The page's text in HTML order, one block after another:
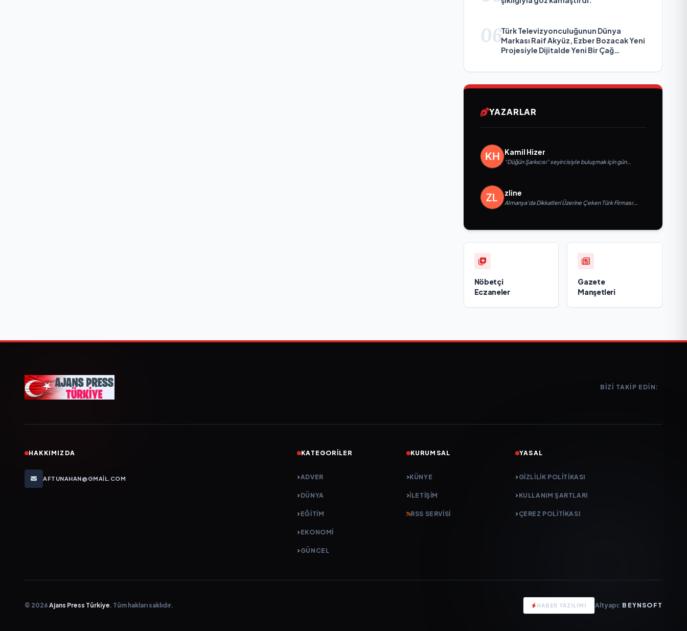
06Türk Televizyonculuğunun Dünya
Markası Raif Akyüz, Ezber Bozacak Yeni
Projesiyle Dijitalde Yeni Bir Çağ
YAZARLAR
Kamil Hizer
“Düğün Şarkıcısı” seyircisiyle buluşmak için gün
zline
Almanya’da Dikkatleri Üzerine Çeken Türk Firması:
Nöbetçi
Eczaneler
Gazete
Manşetleri
BIZI TAKIP EDIN:
HAKKIMIZDA
AFTUNAHAN@GMAIL.COM
KATEGORILER
ADVER
DÜNYA
EĞİTİM
EKONOMİ
GÜNCEL
KURUMSAL
KÜNYE
İLETIŞIM
RSS SERVISI
YASAL
GIZLILIK POLITIKASI
KULLANIM ŞARTLARI
ÇEREZ POLITIKASI
© 2026 Ajans Press Türkiye. Tüm hakları saklıdır. HABER YAZILIMI Altyapı: BEYNSOFT